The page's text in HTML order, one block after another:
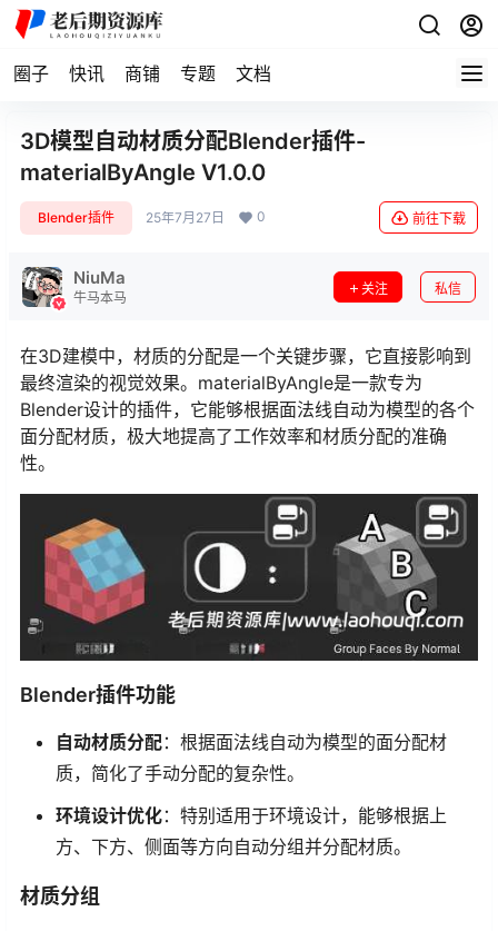
圈子 快讯 商铺 专题 文档
3D模型自动材质分配Blender插件-
materialByAngle V1.0.0
Blender插件 25年7月27日 0 前往下载
NiuMa
牛马本马
关注 私信
在3D建模中，材质的分配是一个关键步骤，它直接影响到
最终渲染的视觉效果。materialByAngle是一款专为
Blender设计的插件，它能够根据面法线自动为模型的各个
面分配材质，极大地提高了工作效率和材质分配的准确
性。
Blender插件功能
自动材质分配：根据面法线自动为模型的面分配材
质，简化了手动分配的复杂性。
环境设计优化：特别适用于环境设计，能够根据上
方、下方、侧面等方向自动分组并分配材质。
材质分组